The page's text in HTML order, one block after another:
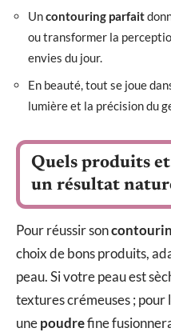
Uncontouring parfait
ou transformer la
envies du jour.
En beauté, tout se joue
lumière et la précision du
Quels produits
un résultat
Pour réussir son
choix de bons produits,
peau. Si votre peau est
textures crémeuses ; pour
unepoudrefine